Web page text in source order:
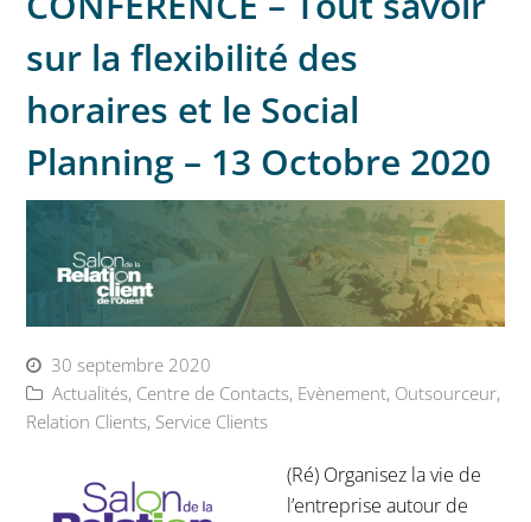
sur la flexibilité des
horaires et le Social
Planning – 13 Octobre 2020
30 septembre 2020
Actualités, Centre de Contacts, Evènement, Outsourceur,
Relation Clients, Service Clients
(Ré) Organisez la vie de
l’entreprise autour de